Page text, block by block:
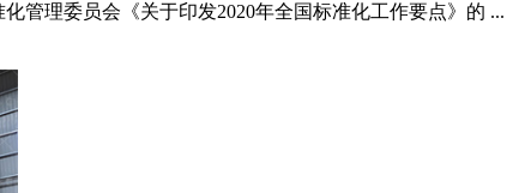
管理委员会《关于印发2020年全国标准化工作要点》的 ...